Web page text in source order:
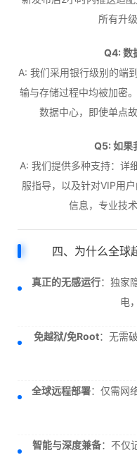
所有升
Q4: 数
A: 我们采用银行级别的端
输与存储过程中均被加密
数据中心，即使单点
Q5: 如果
A: 我们提供多种支持：详
服指导，以及针对VIP用
信息，专业技
四、为什么全球
真正的无感运行：独家
电
免越狱/免Root：无需
全球远程部署：仅需网
智能与深度兼备：不仅